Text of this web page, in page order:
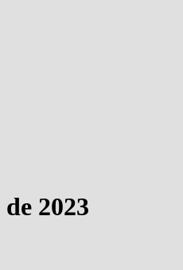
2023